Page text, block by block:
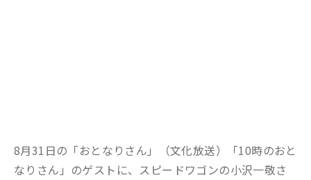
8月31 日の「おとなりさん」（文化放送）「10時のおと
なりさん 」のゲスト に、 スピードワゴンの小沢一敬さ